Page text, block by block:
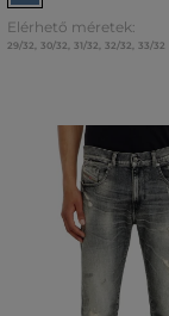
Elérhető méretek:
29/32, 30/32, 31/32, 32/32, 33/32